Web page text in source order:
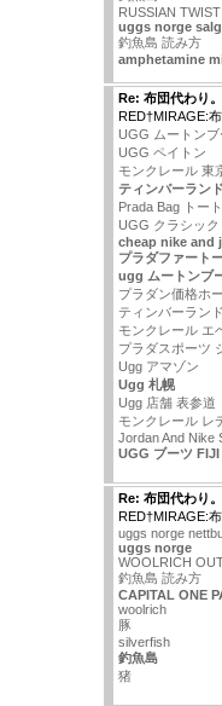
RUSSIAN TWIST
uggs norge salg
釣魚島 読み方
amphetamine
Re: 布団代わり。
RED†MIRAGE:
UGG ムートン
UGG ペイトン
モンクレール 東
ティンバーラン
Prada Bag トート
UGG クラシッ
cheap nike and
プラダファート
ugg ムートンブ
プラダン価格ホ
ティンバーラン
モンクレール エ
プラダスポーツ
Ugg アマゾン
Ugg 札幌
Ugg 店舗 表参道
モンクレール レ
Jordan And Nike
UGG ブーツ FIJI
Re: 布団代わり。
RED†MIRAGE:
uggs norge
uggs norge
WOOLRICH
釣魚島 読み方
CAPITAL ONE
woolrich
豚
silverfish
釣魚島
猪